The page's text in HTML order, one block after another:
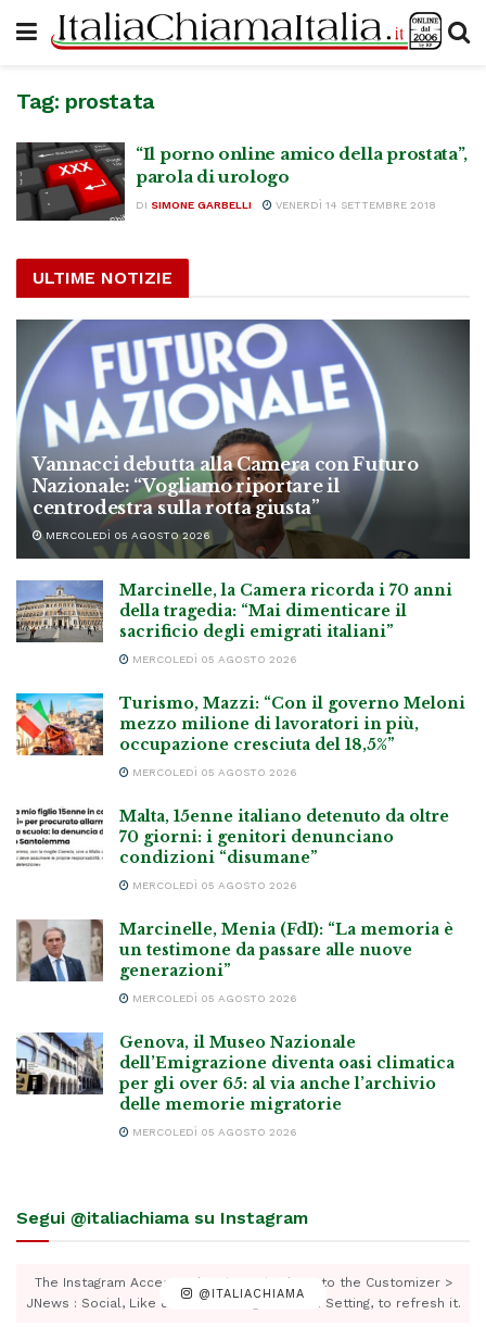
Tag: prostata
“Il porno online amico della prostata”,
parola di urologo
DI SIMONE GARBELLI VENERDÌ 14 SETTEMBRE 2018
ULTIME NOTIZIE
Vannacci debutta alla Camera con Futuro
Nazionale: “Vogliamo riportare il
centrodestra sulla rotta giusta”
MERCOLEDÌ 05 AGOSTO 2026
Marcinelle, la Camera ricorda i 70 anni
della tragedia: “Mai dimenticare il
sacrificio degli emigrati italiani”
MERCOLEDÌ 05 AGOSTO 2026
Turismo, Mazzi: “Con il governo Meloni
mezzo milione di lavoratori in più,
occupazione cresciuta del 18,5%”
MERCOLEDÌ 05 AGOSTO 2026
Malta, 15enne italiano detenuto da oltre
70 giorni: i genitori denunciano
condizioni “disumane”
MERCOLEDÌ 05 AGOSTO 2026
Marcinelle, Menia (FdI): “La memoria è
un testimone da passare alle nuove
generazioni”
MERCOLEDÌ 05 AGOSTO 2026
Genova, il Museo Nazionale
dell’Emigrazione diventa oasi climatica
per gli over 65: al via anche l’archivio
delle memorie migratorie
MERCOLEDÌ 05 AGOSTO 2026
Segui @italiachiama su Instagram
@ITALIACHIAMA
The Instagram Access Token is expired, Go to the Customizer >
JNews : Social, Like & View > Instagram Feed Setting, to refresh it.